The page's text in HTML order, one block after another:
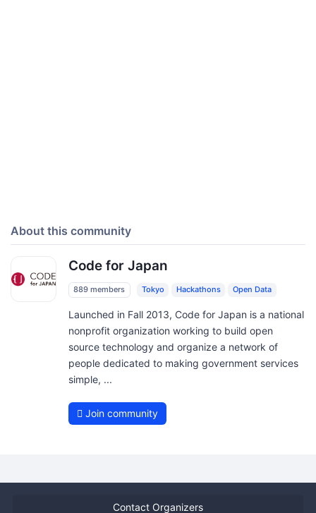
About this community
Code for Japan
889 members Tokyo Hackathons Open Data
Launched in Fall 2013, Code for Japan is a national
nonprofit organization working to build open
source technology and organize a network of
people dedicated to making government services
simple, ...
Join community
Contact Organizers